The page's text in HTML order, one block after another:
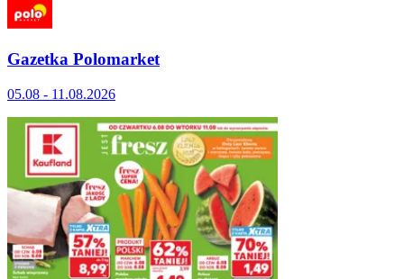
Gazetka Polomarket
05.08 - 11.08.2026